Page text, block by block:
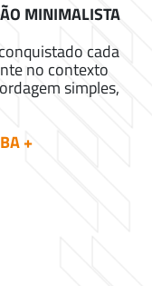
MINIMALISTA
cada
no contexto
simples,
+